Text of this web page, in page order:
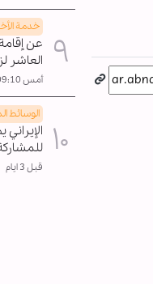
خدمة
عن
العاشر
أمس 09:10
الوسائط
قبل 3 ايام